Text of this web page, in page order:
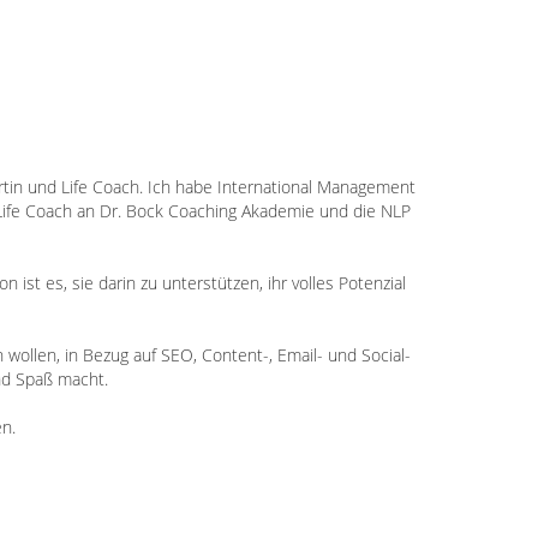
und Life Coach. Ich habe International Management
Coach an Dr. Bock Coaching Akademie und die NLP
ist es, sie darin zu unterstützen, ihr volles Potenzial
in Bezug auf SEO, Content-, Email- und Social-
Spaß macht.